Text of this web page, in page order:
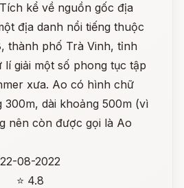
kể về nguồn gốc địa
địa danh nổi tiếng thuộc
thành phố Trà Vinh, tỉnh
lí giải một số phong tục tập
xưa. Ao có hình chữ
300m, dài khoảng 500m (vì
nên còn được gọi là Ao
22-08-2022
⭐ 4.8